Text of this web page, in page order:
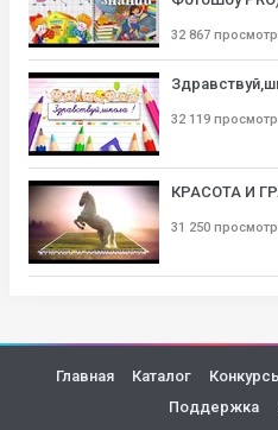
32 867
32 119
КРАСОТА И
31 250
Главная Каталог
Поддержка